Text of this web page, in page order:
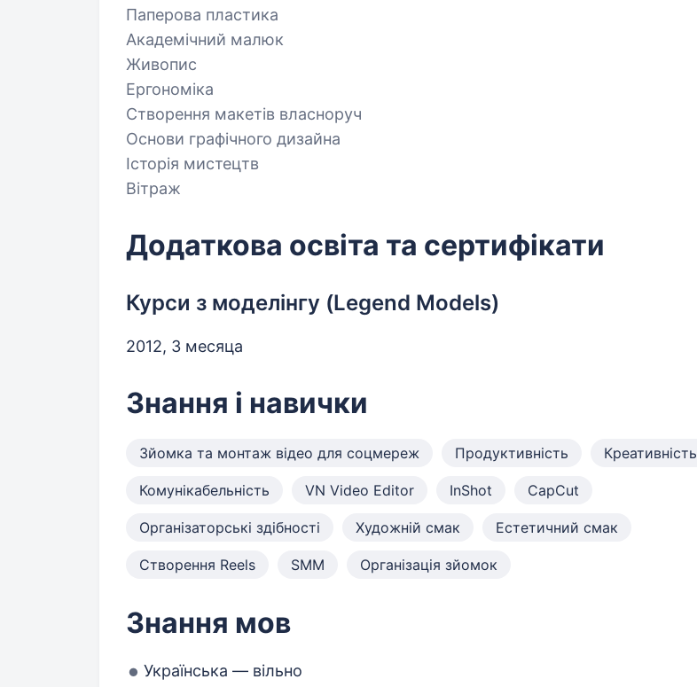
Паперова пластика
Академічний малюк
Живопис
Ергономіка
Створення макетів власноруч
Основи графічного дизайна
Історія мистецтв
Вітраж
Додаткова освіта та сертифікати
Курси з моделінгу (Legend Models)
2012, 3 месяца
Знання і навички
Зйомка та монтаж відео для соцмереж Продуктивність Креативність
Комунікабельність VN Video Editor InShot CapCut
Організаторські здібності Художній смак Естетичний смак
Створення Reels SMM Організація зйомок
Знання мов
Українська — вільно